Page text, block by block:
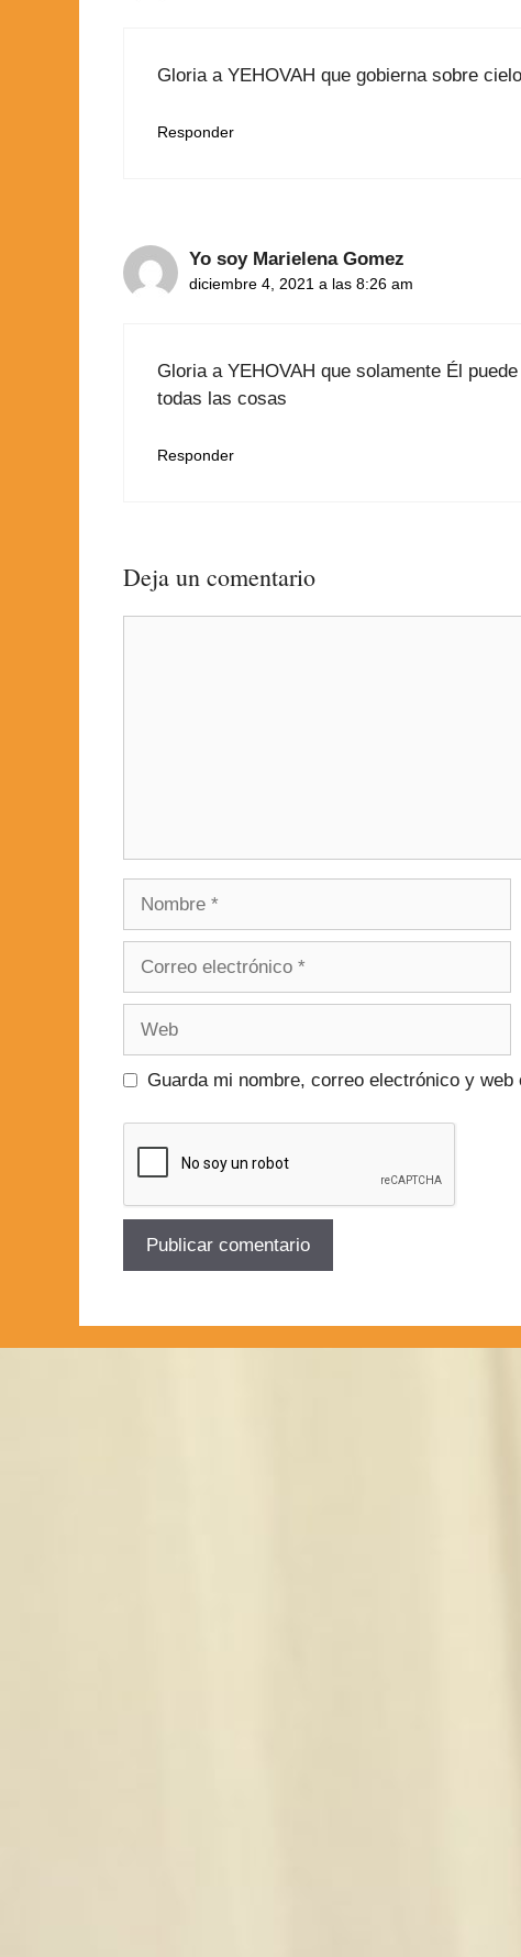
Gloria a YEHOVAH que gobierna sobre
Responder
Yo soy Marielena Gomez
diciembre 4, 2021 a las 8:26 am
Gloria a YEHOVAH que solamente Él
todas las cosas
Responder
Deja un comentario
Guarda mi nombre, correo electrónico y